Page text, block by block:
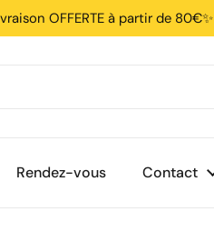
OFFERTE à partir de 80€✨
Rendez-vous Contact